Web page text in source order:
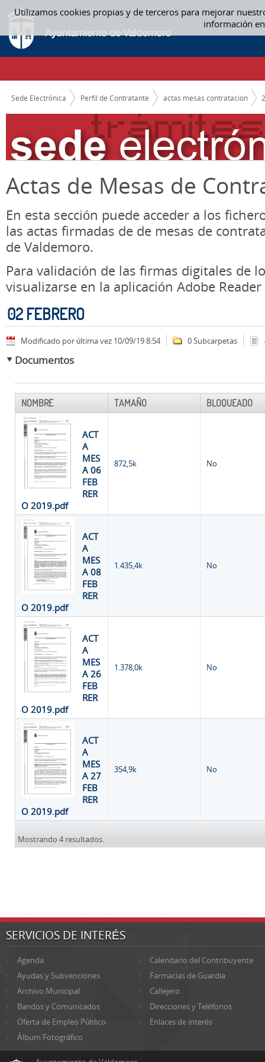
Utilizamos cookies propias y de terceros para mejorar
información
Saltar al contenido
02 FEBRERO - ACTAS MESAS CONTRATACION
CAMINO DE MIGAS
Sede Electrónica Perfil de Contratante actas mesas contratacion
Actas de Mesas de
En esta sección puede acceder a los
las actas firmadas de de mesas de
de Valdemoro.
Para validación de las firmas digitales de
visualizarse en la aplicación Adobe Reader
02 FEBRERO
Modificado por última vez 10/09/19 8:54 0 Subcarpetas
Documentos
NOMBRE TAMAÑO BLOQUEADO
ACT
A
MES
A 06
FEB
RER
O 2019.pdf
872,5k No
ACT
A
MES
A 08
FEB
RER
O 2019.pdf
1.435,4k No
ACT
A
MES
A 26
FEB
RER
O 2019.pdf
1.378,0k No
ACT
A
MES
A 27
FEB
RER
O 2019.pdf
354,9k No
Mostrando 4 resultados.
SERVICIOS DE INTERÉS
Agenda
Calendario del Contribuyente
Ayudas y Subvenciones
Farmacias de Guardia
Archivo Municipal
Callejero
Bandos y Comunicados
Direcciones y Teléfonos
Oferta de Empleo Público
Enlaces de interés
Álbum Fotográfico